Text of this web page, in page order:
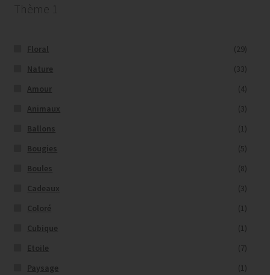
Thème 1
Floral
(29)
Nature
(33)
Amour
(4)
Animaux
(3)
Ballons
(1)
Bougies
(5)
Boules
(8)
Cadeaux
(3)
Coloré
(1)
Cubique
(1)
Etoile
(7)
Paysage
(1)